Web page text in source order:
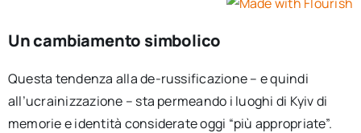
Un cambiamento simbolico
Questa tendenza alla de-russificazione – e quindi
all’ucrainizzazione – sta permeando i luoghi di Kyiv di
memorie e identità considerate oggi “più appropriate”.